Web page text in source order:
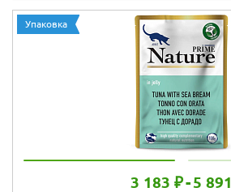
Упаковка
3 183 ₽-5 891